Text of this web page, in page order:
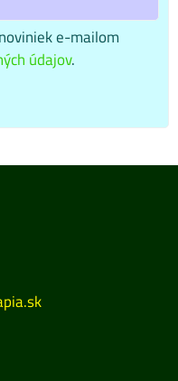
e-mailom
údajov.